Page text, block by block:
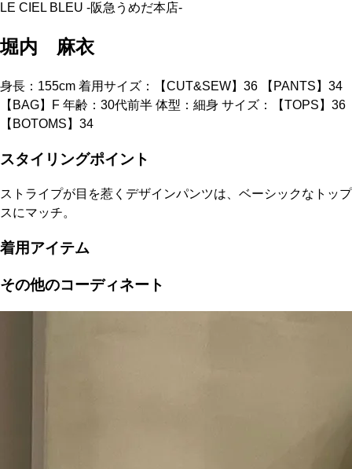
LE CIEL BLEU -阪急うめだ本店-
堀内 麻衣
身長：155cm 着用サイズ：【CUT&SEW】36 【PANTS】34
【BAG】F 年齢：30代前半 体型：細身 サイズ：【TOPS】36
【BOTOMS】34
スタイリングポイント
ストライプが目を惹くデザインパンツは、ベーシックなトップ
スにマッチ。
着用アイテム
その他のコーディネート